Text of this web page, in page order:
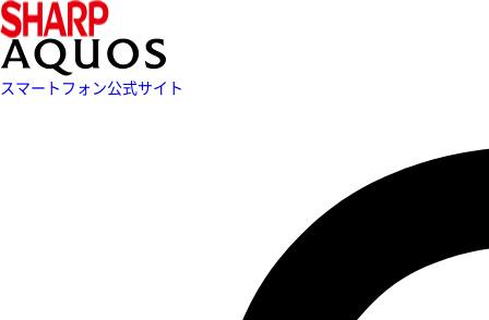
スマートフォン公式サイト